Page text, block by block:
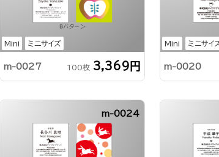
Mini ミニサイズ
m-0027 100枚 3,369円
Mini ミニサイ
m-0020
m-0024